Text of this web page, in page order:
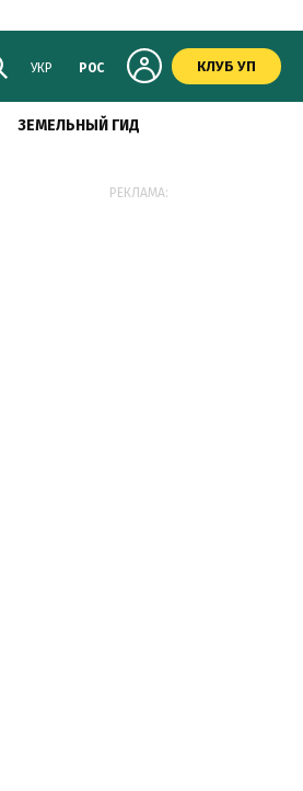
УКР РОС КЛУБ УП
ЗЕМЕЛЬНЫЙ ГИД
РЕКЛАМА: